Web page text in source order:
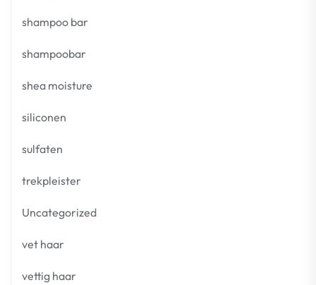
shampoo bar
shampoobar
shea moisture
siliconen
sulfaten
trekpleister
Uncategorized
vet haar
vettig haar